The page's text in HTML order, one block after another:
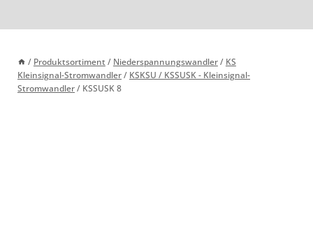
/ Produktsortiment / Niederspannungswandler/ KS
Kleinsignal-Stromwandler/ KSKSU / KSSUSK - Kleinsignal-
Stromwandler/ KSSUSK 8